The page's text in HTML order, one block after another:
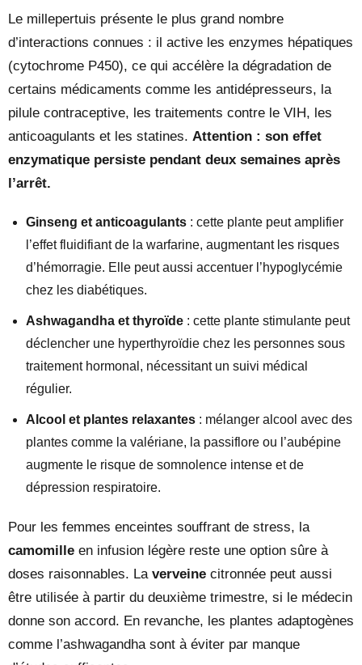
Le millepertuis présente le plus grand nombre
d’interactions connues : il active les enzymes hépatiques
(cytochrome P450), ce qui accélère la dégradation de
certains médicaments comme les antidépresseurs, la
pilule contraceptive, les traitements contre le VIH, les
anticoagulants et les statines. Attention : son effet
enzymatique persiste pendant deux semaines après
l’arrêt.
Ginseng et anticoagulants : cette plante peut amplifier
l’effet fluidifiant de la warfarine, augmentant les risques
d’hémorragie. Elle peut aussi accentuer l’hypoglycémie
chez les diabétiques.
Ashwagandha et thyroïde : cette plante stimulante peut
déclencher une hyperthyroïdie chez les personnes sous
traitement hormonal, nécessitant un suivi médical
régulier.
Alcool et plantes relaxantes : mélanger alcool avec des
plantes comme la valériane, la passiflore ou l’aubépine
augmente le risque de somnolence intense et de
dépression respiratoire.
Pour les femmes enceintes souffrant de stress, la
camomille en infusion légère reste une option sûre à
doses raisonnables. La verveine citronnée peut aussi
être utilisée à partir du deuxième trimestre, si le médecin
donne son accord. En revanche, les plantes adaptogènes
comme l’ashwagandha sont à éviter par manque